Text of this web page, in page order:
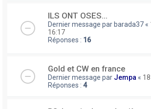
ILS ONT OSES...
Dernier message par barada37 «
16:17
Réponses : 16
Gold et CW en france
Dernier message par Jempa «
Réponses : 4